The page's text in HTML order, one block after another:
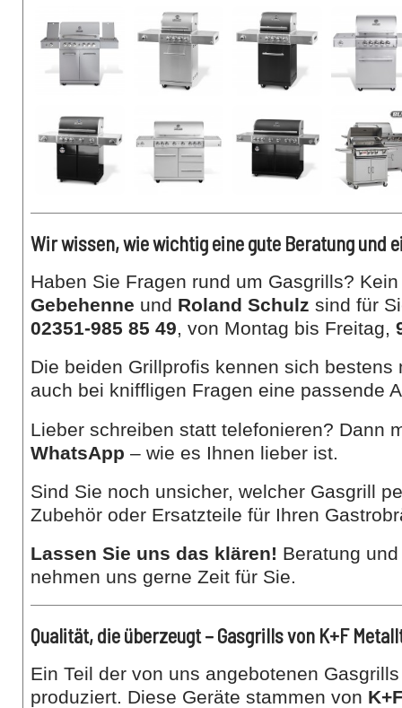
Wir wissen, wie wichtig eine gute Beratung und
Haben Sie Fragen rund um Gasgrills?
Gebehenne und Roland Schulz sind für
02351-985 85 49, von Montag bis Freitag,
Die beiden Grillprofis kennen sich
auch bei kniffligen Fragen eine passende
Lieber schreiben statt telefonieren? Dann
WhatsApp – wie es Ihnen lieber ist.
Sind Sie noch unsicher, welcher Gasgrill
Zubehör oder Ersatzteile für Ihren
Lassen Sie uns das klären! Beratung
nehmen uns gerne Zeit für Sie.
Qualität, die überzeugt – Gasgrills von K+F
Ein Teil der von uns angebotenen
produziert. Diese Geräte stammen von